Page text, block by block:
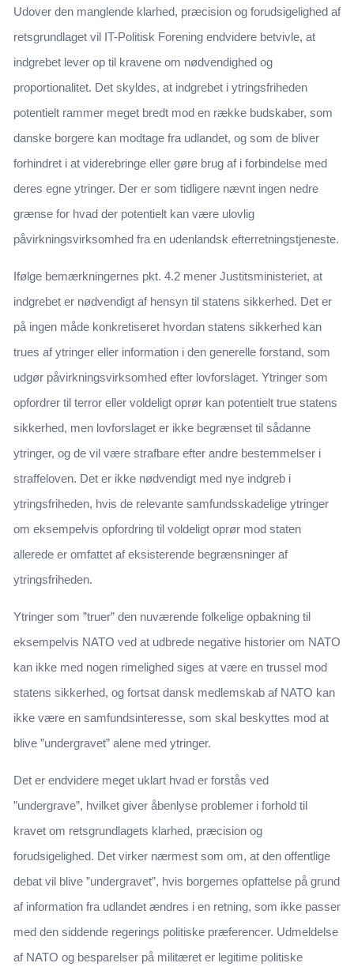
Udover den manglende klarhed, præcision og forudsigelighed af
retsgrundlaget vil IT-Politisk Forening endvidere betvivle, at
indgrebet lever op til kravene om nødvendighed og
proportionalitet. Det skyldes, at indgrebet i ytringsfriheden
potentielt rammer meget bredt mod en række budskaber, som
danske borgere kan modtage fra udlandet, og som de bliver
forhindret i at viderebringe eller gøre brug af i forbindelse med
deres egne ytringer. Der er som tidligere nævnt ingen nedre
grænse for hvad der potentielt kan være ulovlig
påvirkningsvirksomhed fra en udenlandsk efterretningstjeneste.
Ifølge bemærkningernes pkt. 4.2 mener Justitsministeriet, at
indgrebet er nødvendigt af hensyn til statens sikkerhed. Det er
på ingen måde konkretiseret hvordan statens sikkerhed kan
trues af ytringer eller information i den generelle forstand, som
udgør påvirkningsvirksomhed efter lovforslaget. Ytringer som
opfordrer til terror eller voldeligt oprør kan potentielt true statens
sikkerhed, men lovforslaget er ikke begrænset til sådanne
ytringer, og de vil være strafbare efter andre bestemmelser i
straffeloven. Det er ikke nødvendigt med nye indgreb i
ytringsfriheden, hvis de relevante samfundsskadelige ytringer
om eksempelvis opfordring til voldeligt oprør mod staten
allerede er omfattet af eksisterende begrænsninger af
ytringsfriheden.
Ytringer som ”truer” den nuværende folkelige opbakning til
eksempelvis NATO ved at udbrede negative historier om NATO
kan ikke med nogen rimelighed siges at være en trussel mod
statens sikkerhed, og fortsat dansk medlemskab af NATO kan
ikke være en samfundsinteresse, som skal beskyttes mod at
blive ”undergravet” alene med ytringer.
Det er endvidere meget uklart hvad er forstås ved
”undergrave”, hvilket giver åbenlyse problemer i forhold til
kravet om retsgrundlagets klarhed, præcision og
forudsigelighed. Det virker nærmest som om, at den offentlige
debat vil blive ”undergravet”, hvis borgernes opfattelse på grund
af information fra udlandet ændres i en retning, som ikke passer
med den siddende regerings politiske præferencer. Udmeldelse
af NATO og besparelser på militæret er legitime politiske